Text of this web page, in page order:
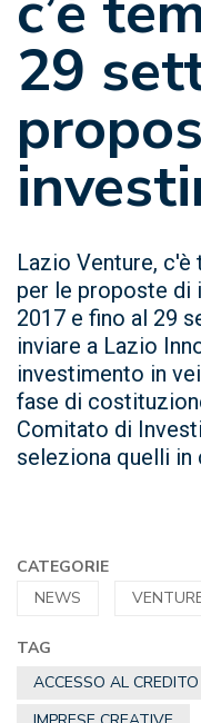
29
Lazio Venture,
per le proposte di
2017 e fino al 29
inviare a Lazio
investimento in
fase di
Comitato di
seleziona quelli in
CATEGORIE
NEWS
TAG
ACCESSO AL CREDITO